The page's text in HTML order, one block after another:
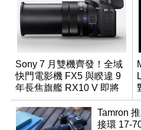
Sony 7 月雙機齊發！全域
快門電影機 FX5 與睽違 9
年長焦旗艦 RX10 V 即將
登場
Tamron
接環 17-